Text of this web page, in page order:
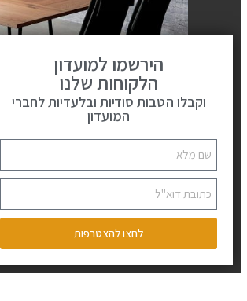
הירשמו למועדון
הלקוחות שלנו
וקבלו הטבות סודיות ובלעדיות לחברי
המועדון
לחצו להצטרפות